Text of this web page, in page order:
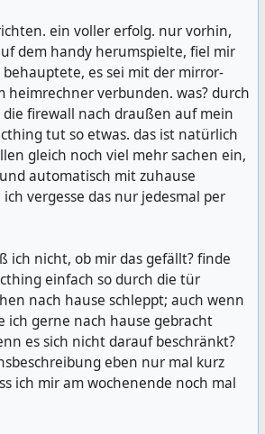
ein voller erfolg. nur vorhin,
dem handy herumspielte, fiel mir
es sei mit der mirror-
heimrechner verbunden. was? durch
firewall nach draußen auf mein
tut so etwas. das ist natürlich
gleich noch viel mehr sachen ein,
automatisch mit zuhause
vergesse das nur jedesmal per
ich nicht, ob mir das gefällt? finde
einfach so durch die tür
nach hause schleppt; auch wenn
ich gerne nach hause gebracht
es sich nicht darauf beschränkt?
eben nur mal kurz
ich mir am wochenende noch mal